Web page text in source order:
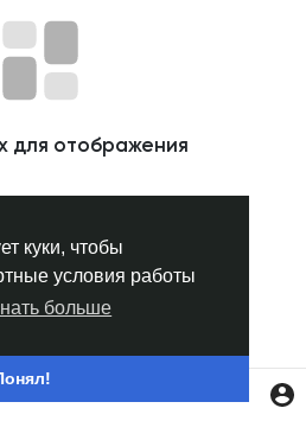
куки, чтобы
условия работы
больше
для отображения